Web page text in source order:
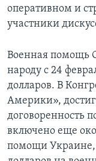
оперативном и
участники
Военная помощь
народу с 24
долларов. В
Америки»,
договоренность
включено еще
помощи Украине,